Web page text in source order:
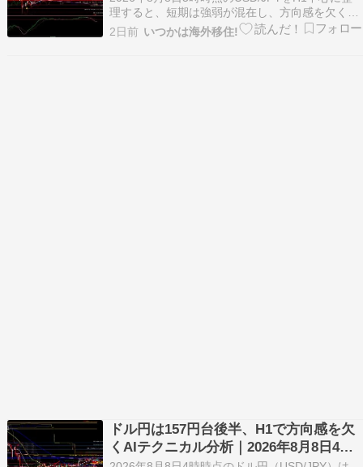
理すると、短期は強弱が混在し、方向感を欠く局
面です。157.236付近のボリンジャー下限、
157.612の基準線、158.046の20本移動平均線
2日前 いつかは海外移住!
ドル円は157円台後半、H1で方向感を欠
くAIテクニカル分析｜2026年8月8日4時